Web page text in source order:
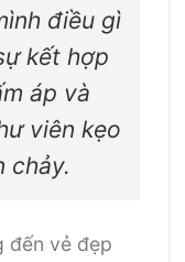
điều gì
kết hợp
áp và
viên kẹo
chảy.
đến vẻ đẹp